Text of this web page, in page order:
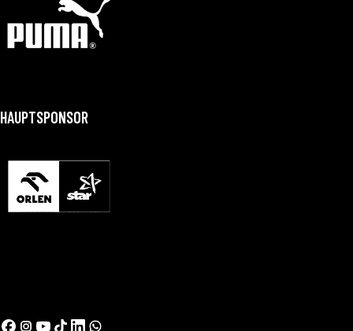
HAUPTSPONSOR